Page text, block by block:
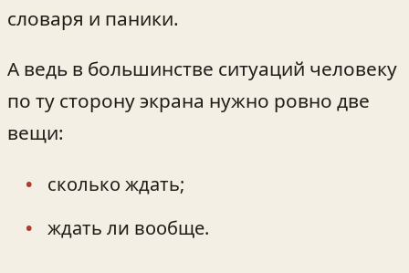
словаря и паники.
А ведь в большинстве ситуаций человеку
по ту сторону экрана нужно ровно две
вещи:
сколько ждать;
ждать ли вообще.